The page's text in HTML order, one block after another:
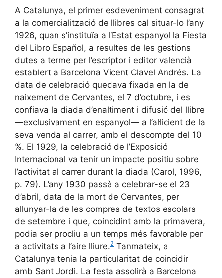
A Catalunya, el primer esdeveniment consagrat
a la comercialització de llibres cal situar-lo l’any
1926, quan s’instituïa a l’Estat espanyol la Fiesta
del Libro Español, a resultes de les gestions
dutes a terme per l’escriptor i editor valencià
establert a Barcelona Vicent Clavel Andrés. La
data de celebració quedava fixada en la de
naixement de Cervantes, el 7 d’octubre, i es
confiava la diada d’enaltiment i difusió del llibre
—exclusivament en espanyol— a l’al·licient de la
seva venda al carrer, amb el descompte del 10
%. El 1929, la celebració de l’Exposició
Internacional va tenir un impacte positiu sobre
l’activitat al carrer durant la diada (Carol, 1996,
p. 79). L’any 1930 passà a celebrar-se el 23
d’abril, data de la mort de Cervantes, per
allunyar-la de les compres de textos escolars
de setembre i que, coincidint amb la primavera,
podia ser procliu a un temps més favorable per
a activitats a l’aire lliure.2 Tanmateix, a
Catalunya tenia la particularitat de coincidir
amb Sant Jordi. La festa assolirà a Barcelona